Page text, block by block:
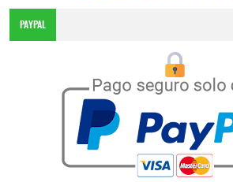
PAYPAL